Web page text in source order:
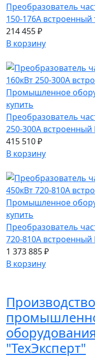
Преобразователь
150-176А
214 455 ₽
В корзину
Преобразователь
250-300А встроенный
415 510 ₽
В корзину
Преобразователь
720-810А встроенный
1 373 885 ₽
В корзину
"ТехЭксперт"